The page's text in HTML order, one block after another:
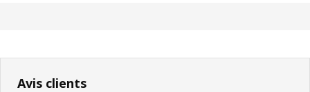
Avis clients